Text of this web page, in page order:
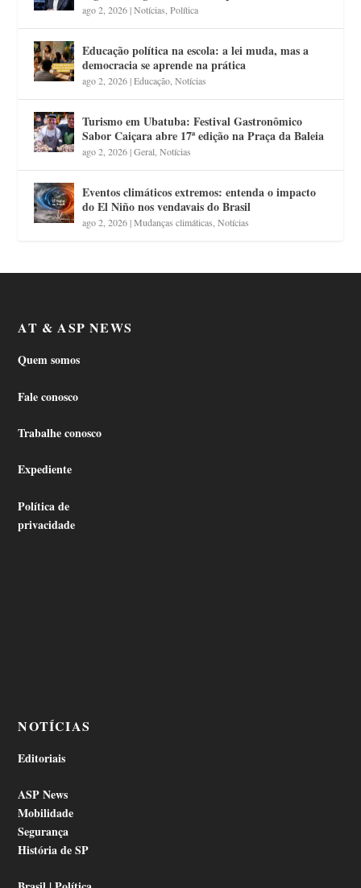
ago 2, 2026|Notícias ,Política
Educação política na escola: a lei muda, mas a
democracia se aprende na prática
ago 2, 2026|Educação ,Notícias
Turismo em Ubatuba: Festival Gastronômico
Sabor Caiçara abre 17ª edição na Praça da Baleia
ago 2, 2026|Geral ,Notícias
Eventos climáticos extremos: entenda o impacto
do El Niño nos vendavais do Brasil
ago 2, 2026|Mudanças climáticas ,Notícias
AT & ASP NEWS
Quem somos
Fale conosco
Trabalhe conosco
Expediente
Política de
privacidade
NOTÍCIAS
Editoriais
ASP News
Mobilidade
Segurança
História de SP